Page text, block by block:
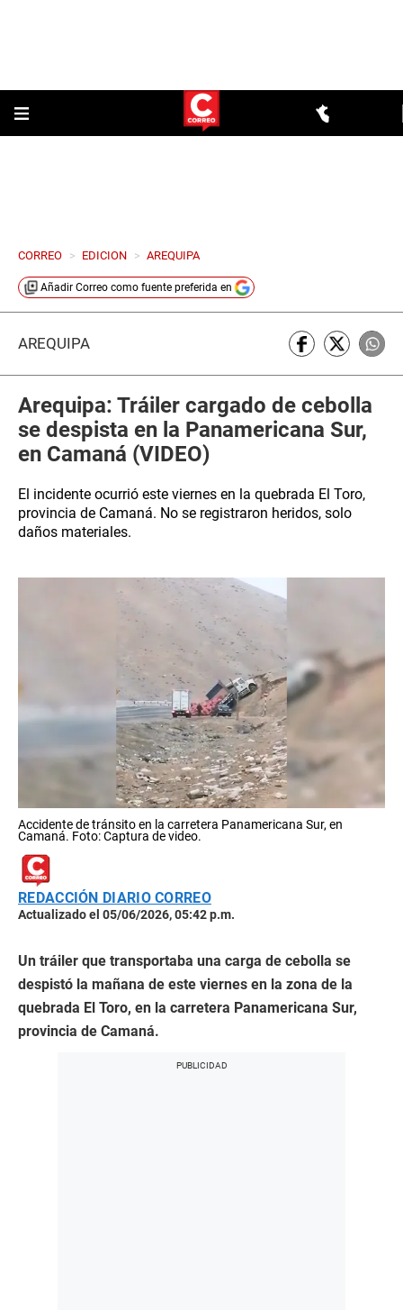
CORREO > EDICION > AREQUIPA
Añadir Correo como fuente preferida en
AREQUIPA
Arequipa: Tráiler cargado de cebolla
se despista en la Panamericana Sur,
en Camaná (VIDEO)
El incidente ocurrió este viernes en la quebrada El Toro,
provincia de Camaná. No se registraron heridos, solo
daños materiales.
Accidente de tránsito en la carretera Panamericana Sur, en
Camaná. Foto: Captura de video.
REDACCIÓN DIARIO CORREO
Actualizado el 05/06/2026, 05:42 p.m.
Un tráiler que transportaba una carga de cebolla se
despistó la mañana de este viernes en la zona de la
quebrada El Toro, en la carretera Panamericana Sur,
provincia de Camaná.